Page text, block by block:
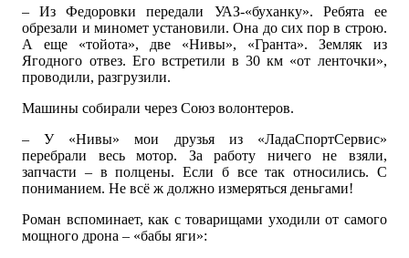
– Из Федоровки передали УАЗ-«буханку». Ребята ее
обрезали и миномет установили. Она до сих пор в строю.
А еще «тойота», две «Нивы», «Гранта». Земляк из
Ягодного отвез. Его встретили в 30 км «от ленточки»,
проводили, разгрузили.
Машины собирали через Союз волонтеров.
– У «Нивы» мои друзья из «ЛадаСпортСервис»
перебрали весь мотор. За работу ничего не взяли,
запчасти – в полцены. Если б все так относились. С
пониманием. Не всё ж должно измеряться деньгами!
Роман вспоминает, как с товарищами уходили от самого
мощного дрона – «бабы яги»: